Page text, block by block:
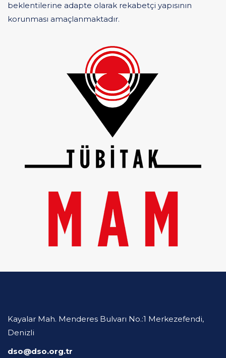
beklentilerine adapte olarak rekabetçi yapısının
korunması amaçlanmaktadır.
Kayalar Mah. Menderes Bulvarı No.:1 Merkezefendi,
Denizli
dso@dso.org.tr